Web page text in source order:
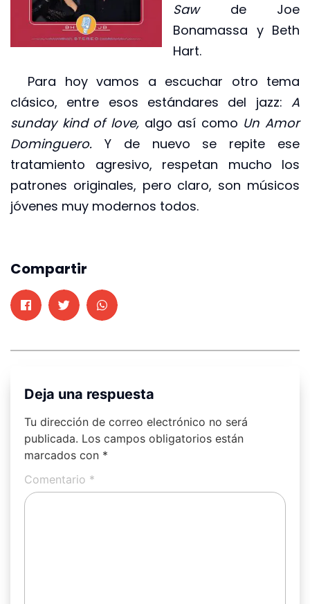
Sawde Joe
Bonamassa y Beth
Hart.
Para hoy vamos a escuchar otro tema
clásico, entre esos estándares del jazz: A
sunday kind of love, algo así como Un Amor
Dominguero. Y de nuevo se repite ese
tratamiento agresivo, respetan mucho los
patrones originales, pero claro, son músicos
jóvenes muy modernos todos.
Compartir
Deja una respuesta
Tu dirección de correo electrónico no será
publicada. Los campos obligatorios están
marcados con *
Comentario *